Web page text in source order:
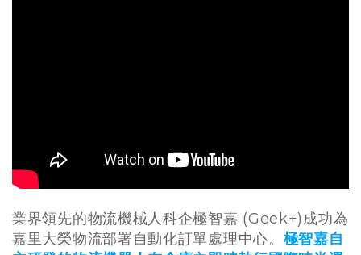
業界領先的物流機械人科企極智嘉 (Geek+)成功為
嘉里大榮物流部署自動化訂單處理中心。 極智嘉自